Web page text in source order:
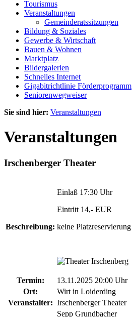
Tourismus
Veranstaltungen
Gemeinderatssitzungen
Bildung & Soziales
Gewerbe & Wirtschaft
Bauen & Wohnen
Marktplatz
Bildergalerien
Schnelles Internet
Gigabitrichtlinie Förderprogramm
Seniorenwegweiser
Sie sind hier: Veranstaltungen
Veranstaltungen
Irschenberger Theater
Beschreibung:
Einlaß 17:30 Uhr
Eintritt 14,- EUR
keine Platzreservierung
Termin:
13.11.2025 20:00 Uhr
Ort:
Wirt in Loiderding
Veranstalter: Irschenberger Theater
Sepp Grundbacher